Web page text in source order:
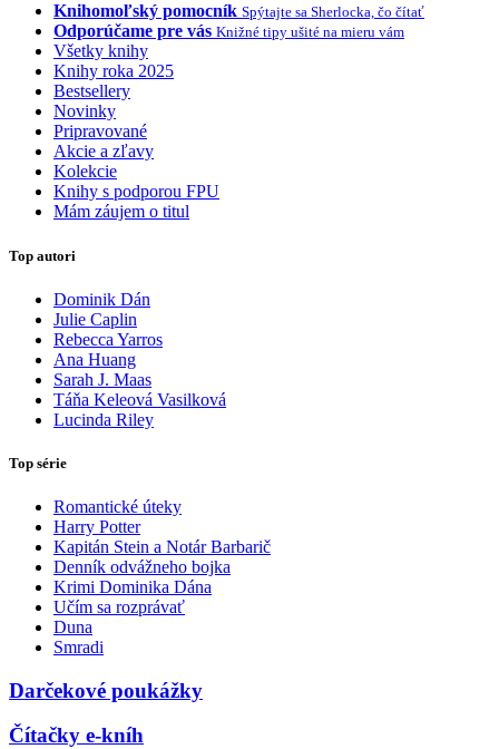
Knihomoľský pomocník Spýtajte sa Sherlocka, čo čítať
Odporúčame pre vás Knižné tipy ušité na mieru vám
Všetky knihy
Knihy roka 2025
Bestsellery
Novinky
Pripravované
Akcie a zľavy
Kolekcie
Knihy s podporou FPU
Mám záujem o titul
Top autori
Dominik Dán
Julie Caplin
Rebecca Yarros
Ana Huang
Sarah J. Maas
Táňa Keleová Vasilková
Lucinda Riley
Top série
Romantické úteky
Harry Potter
Kapitán Stein a Notár Barbarič
Denník odvážneho bojka
Krimi Dominika Dána
Učím sa rozprávať
Duna
Smradi
Darčekové poukážky
Čítačky e-kníh